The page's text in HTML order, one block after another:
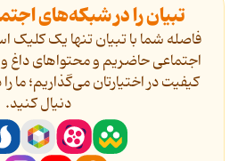
تبیان را در شبکه‌های
فاصله شما با تبیان تنها یک
اجتماعی حاضریم و محتواهای داغ و
کیفیت در اختیارتان می‌گذاریم؛ ما
دنیال کنید.